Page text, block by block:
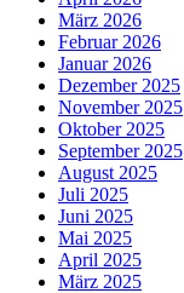
März 2026
Februar 2026
Januar 2026
Dezember 2025
November 2025
Oktober 2025
September 2025
August 2025
Juli 2025
Juni 2025
Mai 2025
April 2025
März 2025